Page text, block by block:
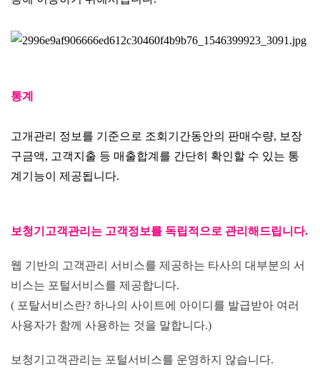
통계
고개관리 정보를 기준으로 조회기간동안의 판매수량, 보장
구금액, 고객지출 등 매출합계를 간단히 확인할 수 있는 통
계기능이 제공됩니다.
보청기고객관리는 고객정보를 독립적으로 관리해드립니다.
웹 기반의 고객관리 서비스를 제공하는 타사의 대부분의 서
비스는 포털서비스를 제공합니다.
( 포탈서비스란? 하나의 사이트에 아이디를 발급받아 여러
사용자가 함께 사용하는 것을 말합니다.)
보청기고객관리는 포털서비스를 운영하지 않습니다.